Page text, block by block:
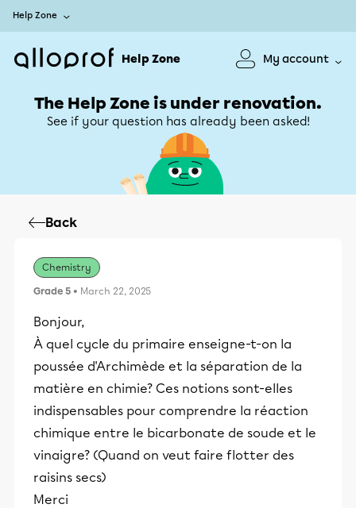
Help Zone
Help Zone My account
The Help Zone is under renovation.
See if your question has already been asked!
Back
Chemistry
Grade 5 • March 22, 2025
Bonjour,
À quel cycle du primaire enseigne-t-on la
poussée d'Archimède et la séparation de la
matière en chimie? Ces notions sont-elles
indispensables pour comprendre la réaction
chimique entre le bicarbonate de soude et le
vinaigre? (Quand on veut faire flotter des
raisins secs)
Merci